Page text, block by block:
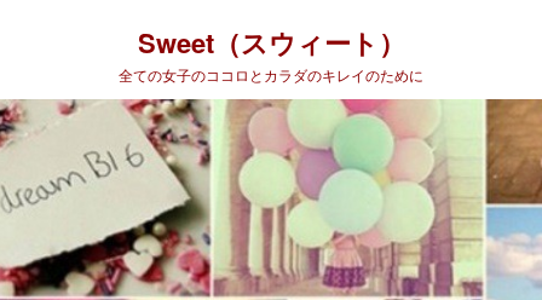
Sweet（スウィート）
全ての女子のココロとカラダのキレイのために